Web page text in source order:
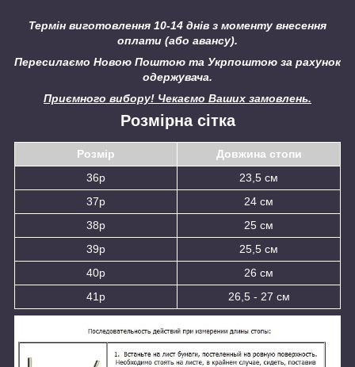
Термін виготовлення 10-14 днів з моменту внесення
оплати (або авансу).
Пересилаємо Новою Поштою та Укрпоштою за рахунок
одержувача.
Приємного вибору! Чекаємо Ваших замовлень.
Розмірна сітка
Розмір
Довжина стопи
36р
23,5 см
37р
24 см
38р
25 см
39р
25,5 см
40р
26 см
41р
26,5 - 27 см